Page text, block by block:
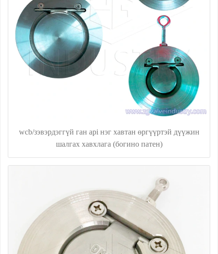
wcb/зэвэрдэггүй ган api нэг хавтан өргүүртэй дүүжин
шалгах хавхлага (богино патен)